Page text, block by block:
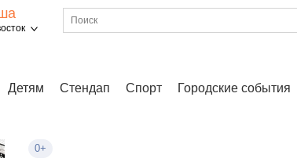
Детям Стендап Спорт Городские события
0+